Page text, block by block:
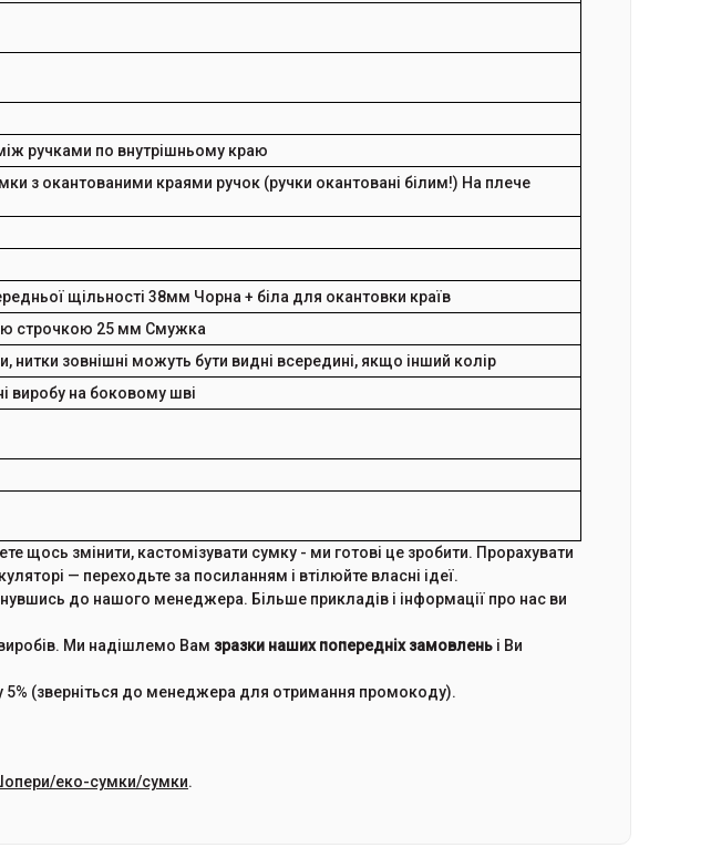
ручками по внутрішньому краю
з окантованими краями ручок (ручки окантовані білим!) На плече
щільності 38мм Чорна + біла для окантовки країв
строчкою 25 мм Смужка
нитки зовнішні можуть бути видні всередині, якщо інший колір
виробу на боковому шві
змінити, кастомізувати сумку - ми готові це зробити. Прорахувати
— переходьте за посиланням і втілюйте власні ідеї.
до нашого менеджера. Більше прикладів і інформації про нас ви
Ми надішлемо Вам зразки наших попередніх замовлень і Ви
5% (зверніться до менеджера для отримання промокоду).
еко-сумки/сумки.